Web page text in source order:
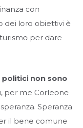
con
dei loro obiettivi è
per dare
non sono
per me Corleone
Speranza
il bene comune